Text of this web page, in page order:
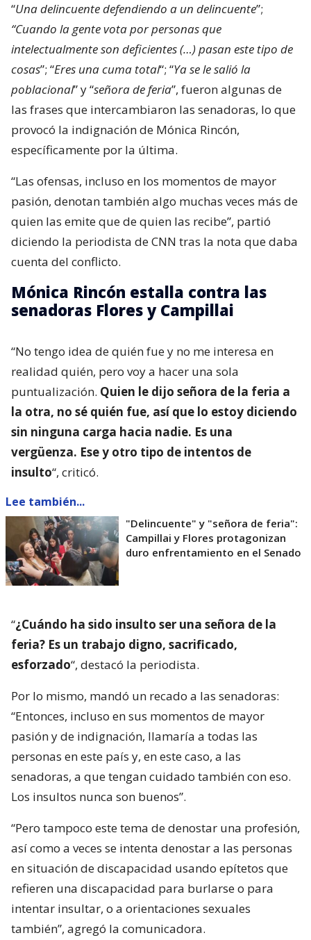
“Una delincuente defendiendo a un delincuente”;
“Cuando la gente vota por personas que
intelectualmente son deficientes (…) pasan este tipo de
cosas”; “Eres una cuma total“; “Ya se le salió la
poblacional” y “señora de feria”, fueron algunas de
las frases que intercambiaron las senadoras, lo que
provocó la indignación de Mónica Rincón,
específicamente por la última.
“Las ofensas, incluso en los momentos de mayor
pasión, denotan también algo muchas veces más de
quien las emite que de quien las recibe”, partió
diciendo la periodista de CNN tras la nota que daba
cuenta del conflicto.
Mónica Rincón estalla contra las
senadoras Flores y Campillai
“No tengo idea de quién fue y no me interesa en
realidad quién, pero voy a hacer una sola
puntualización. Quien le dijo señora de la feria a
la otra, no sé quién fue, así que lo estoy diciendo
sin ninguna carga hacia nadie. Es una
vergüenza. Ese y otro tipo de intentos de
insulto“, criticó.
Lee también...
"Delincuente" y "señora de feria":
Campillai y Flores protagonizan
duro enfrentamiento en el Senado
“¿Cuándo ha sido insulto ser una señora de la
feria? Es un trabajo digno, sacrificado,
esforzado“, destacó la periodista.
Por lo mismo, mandó un recado a las senadoras:
“Entonces, incluso en sus momentos de mayor
pasión y de indignación, llamaría a todas las
personas en este país y, en este caso, a las
senadoras, a que tengan cuidado también con eso.
Los insultos nunca son buenos”.
“Pero tampoco este tema de denostar una profesión,
así como a veces se intenta denostar a las personas
en situación de discapacidad usando epítetos que
refieren una discapacidad para burlarse o para
intentar insultar, o a orientaciones sexuales
también”, agregó la comunicadora.